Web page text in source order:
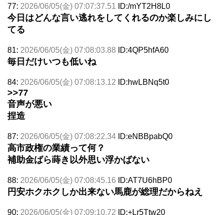
77: 2026/06/05(金) 07:07:37.51 ID:/mYT2H8L0
今日はどんな言い逃れをしてくれるのか楽しみにし
てる
81: 2026/06/05(金) 07:08:03.88 ID:4QP5hfA60
毎日だけいつも低いね
84: 2026/06/05(金) 07:08:13.12 ID:hwLBNq5t0
>>77
音声が悪い
捏造
87: 2026/06/05(金) 07:08:22.34 ID:eNBBpabQ0
高市政権の業績って何？
補助金ばら蒔き以外思い浮かばない
88: 2026/06/05(金) 07:08:45.16 ID:AT7U6hBP0
円安ホクホクしか出来ない馬鹿が総理だからねえ
90: 2026/06/05(金) 07:09:10.72 ID:+Lr5Ttw20